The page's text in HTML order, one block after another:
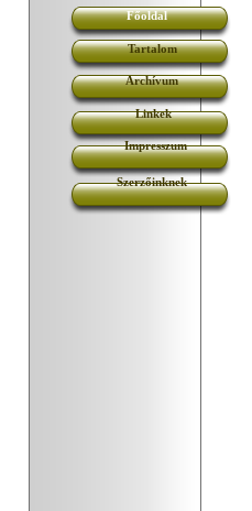
Főoldal
Tartalom
Archívum
Linkek
Impresszum
Szerzőinknek